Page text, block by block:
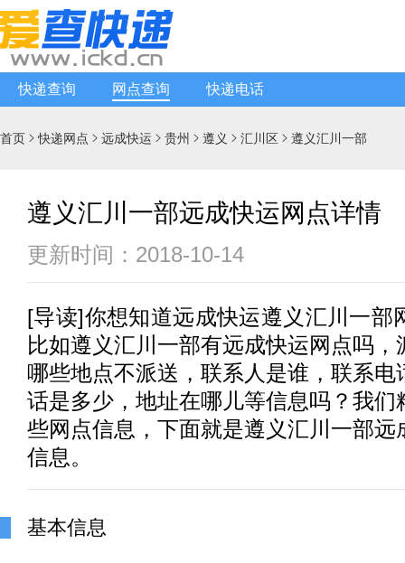
快递查询 网点查询 快递电话
首页 快递网点  远成快运  贵州  遵义  汇川区  遵义汇川一部
遵义汇川一部远成快运网点详情
更新时间：2018-10-14
[导读]你想知道远成快运遵义汇川一部
比如遵义汇川一部有远成快运网点吗，
哪些地点不派送，联系人是谁，联系电
话是多少，地址在哪儿等信息吗？我们
些网点信息，下面就是遵义汇川一部远
信息。
基本信息